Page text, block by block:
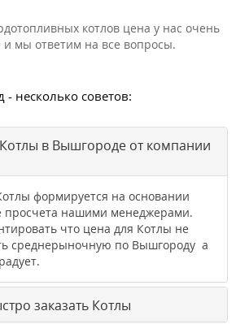
котлов цена у нас очень
мы ответим на все вопросы.
несколько советов:
в Вышгороде от компании
формируется на основании
просчета нашими менеджерами.
что цена для Котлы не
среднерыночную по Вышгороду а
заказать Котлы